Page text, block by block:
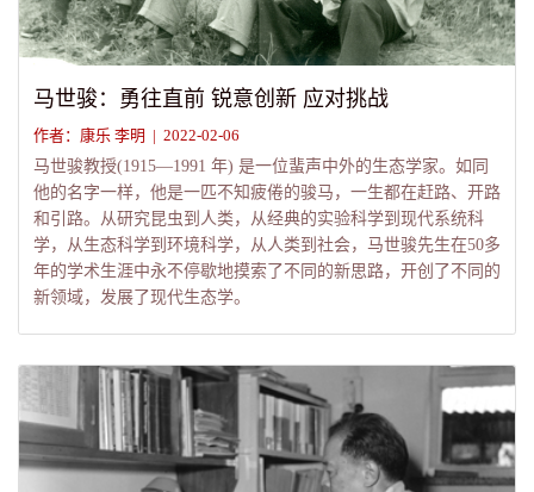
马世骏：勇往直前 锐意创新 应对挑战
作者：康乐 李明 | 2022-02-06
马世骏教授(1915—1991 年) 是一位蜚声中外的生态学家。如同
他的名字一样，他是一匹不知疲倦的骏马，一生都在赶路、开路
和引路。从研究昆虫到人类，从经典的实验科学到现代系统科
学，从生态科学到环境科学，从人类到社会，马世骏先生在50多
年的学术生涯中永不停歇地摸索了不同的新思路，开创了不同的
新领域，发展了现代生态学。